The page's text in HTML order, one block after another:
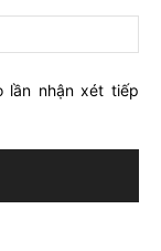
lần nhận xét tiếp